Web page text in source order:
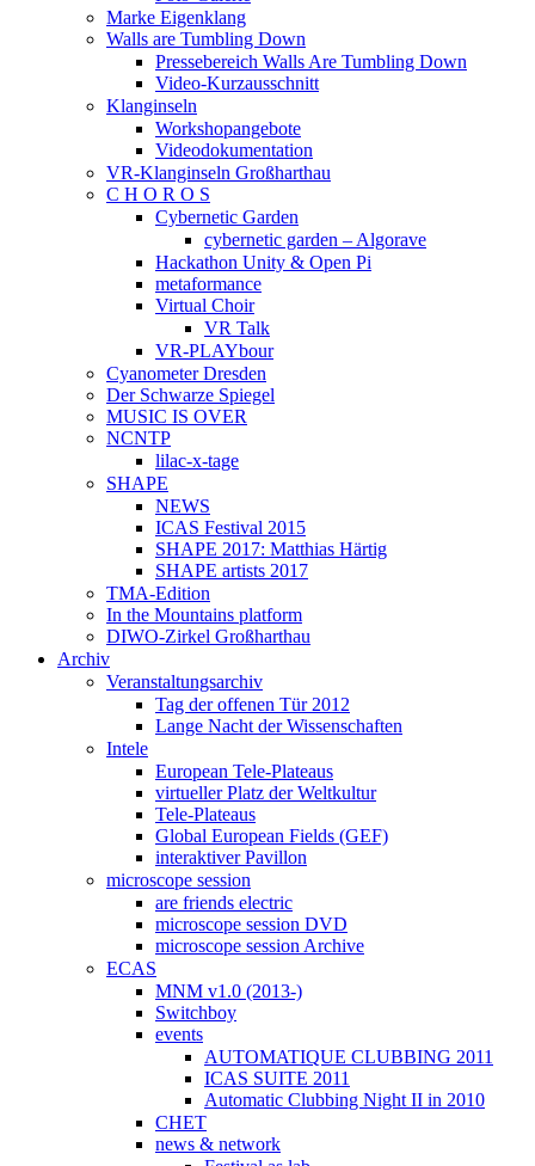
Marke Eigenklang
Walls are Tumbling Down
Pressebereich Walls Are Tumbling Down
Video-Kurzausschnitt
Klanginseln
Workshopangebote
Videodokumentation
VR-Klanginseln Großharthau
C H O R O S
Cybernetic Garden
cybernetic garden – Algorave
Hackathon Unity & Open Pi
metaformance
Virtual Choir
VR Talk
VR-PLAYbour
Cyanometer Dresden
Der Schwarze Spiegel
MUSIC IS OVER
NCNTP
lilac-x-tage
SHAPE
NEWS
ICAS Festival 2015
SHAPE 2017: Matthias Härtig
SHAPE artists 2017
TMA-Edition
In the Mountains platform
DIWO-Zirkel Großharthau
Archiv
Veranstaltungsarchiv
Tag der offenen Tür 2012
Lange Nacht der Wissenschaften
Intele
European Tele-Plateaus
virtueller Platz der Weltkultur
Tele-Plateaus
Global European Fields (GEF)
interaktiver Pavillon
microscope session
are friends electric
microscope session DVD
microscope session Archive
ECAS
MNM v1.0 (2013-)
Switchboy
events
AUTOMATIQUE CLUBBING 2011
ICAS SUITE 2011
Automatic Clubbing Night II in 2010
CHET
news & network